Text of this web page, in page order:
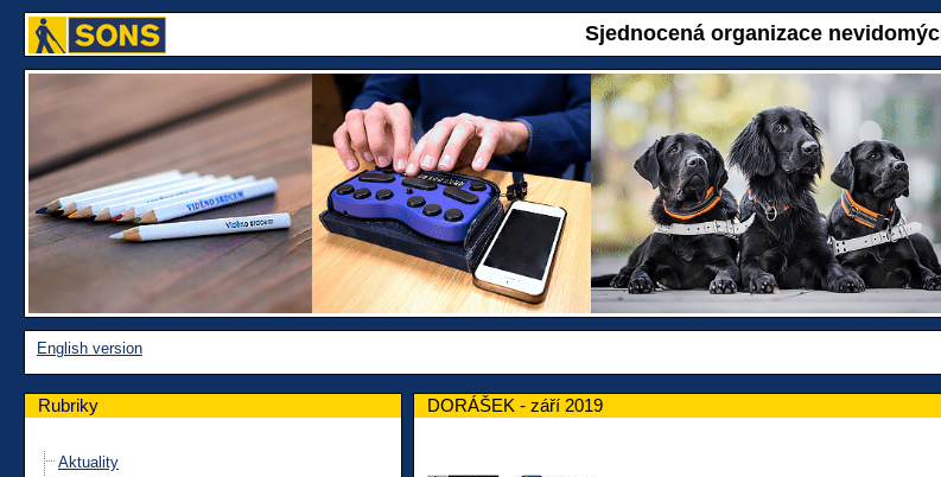
Sjednocená organizace
English version
Rubriky
Aktuality
DORÁŠEK - září 2019